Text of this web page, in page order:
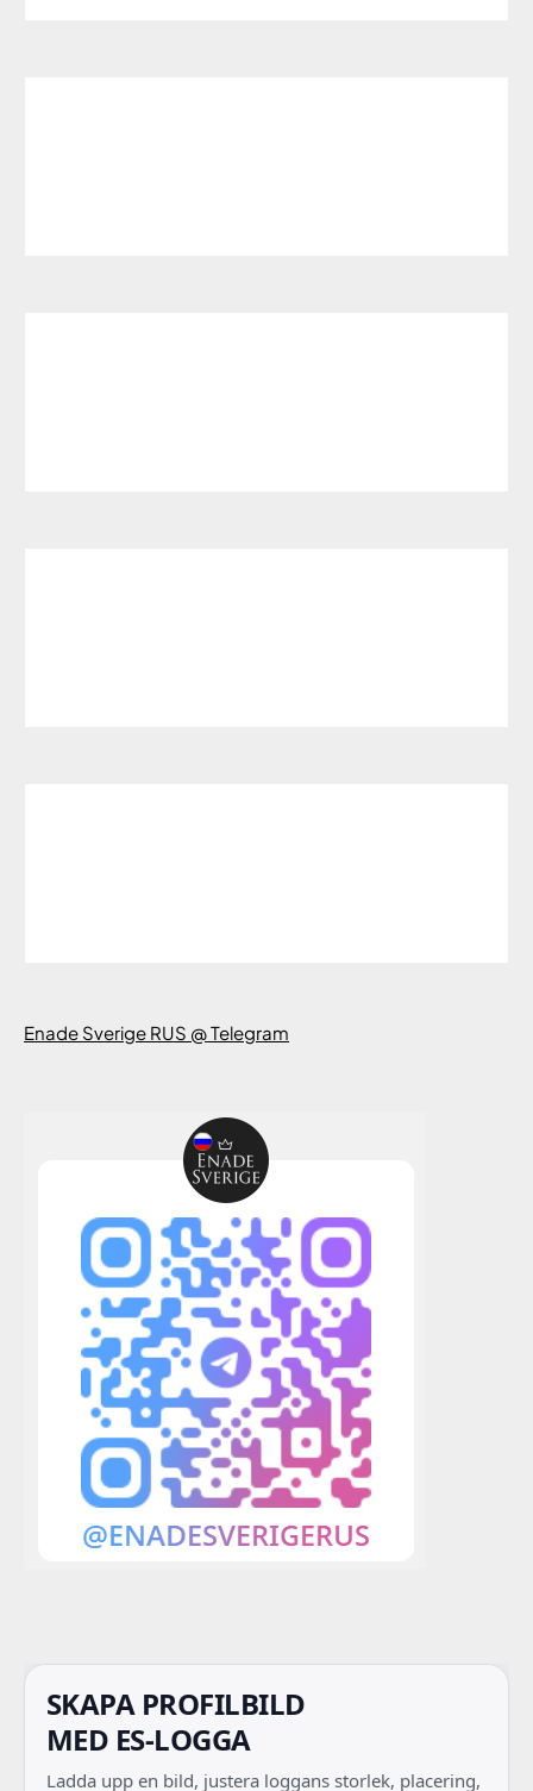
Enade Sverige RUS @ Telegram
SKAPA PROFILBILD
MED ES-LOGGA
Ladda upp en bild, justera loggans storlek, placering,